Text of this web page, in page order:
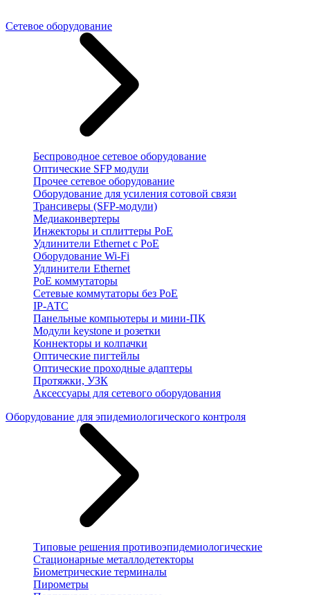
Сетевое оборудование
Беспроводное сетевое оборудование
Оптические SFP модули
Прочее сетевое оборудование
Оборудование для усиления сотовой связи
Трансиверы (SFP-модули)
Медиаконвертеры
Инжекторы и сплиттеры PoE
Удлинители Ethernet с PoE
Оборудование Wi-Fi
Удлинители Ethernet
PoE коммутаторы
Сетевые коммутаторы без PoE
IP-АТС
Панельные компьютеры и мини-ПК
Модули keystone и розетки
Коннекторы и колпачки
Оптические пигтейлы
Оптические проходные адаптеры
Протяжки, УЗК
Аксессуары для сетевого оборудования
Оборудование для эпидемиологического контроля
Типовые решения противоэпидемиологические
Стационарные металлодетекторы
Биометрические терминалы
Пирометры